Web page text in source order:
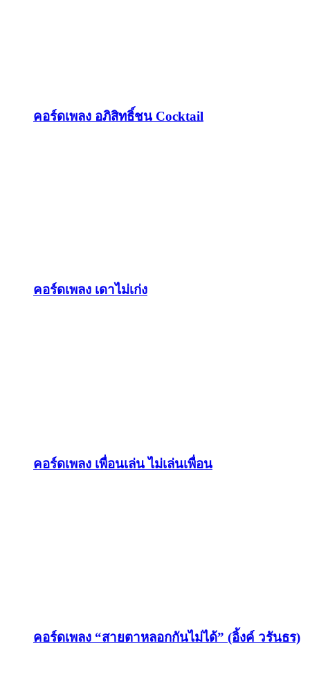
คอร์ดเพลง อภิสิทธิ์ชน Cocktail
คอร์ดเพลง เดาไม่เก่ง
คอร์ดเพลง เพื่อนเล่น ไม่เล่นเพื่อน
คอร์ดเพลง “สายตาหลอกกันไม่ได้” (อิ้งค์ วรันธร)